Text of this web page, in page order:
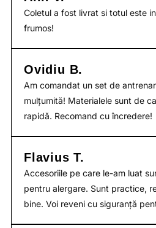
Coletul a fost livrat si totul este
frumos!
Ovidiu B.
Am comandat un set de
mulțumită! Materialele sunt de
rapidă. Recomand cu încredere!
Flavius T.
Accesoriile pe care le-am luat
pentru alergare. Sunt practice,
bine. Voi reveni cu siguranță